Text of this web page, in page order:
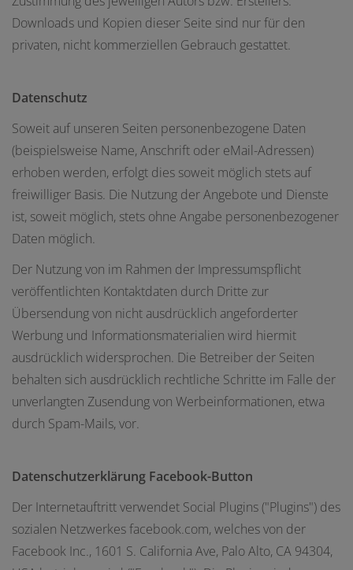
Downloads und Kopien dieser Seite sind nur für den
privaten, nicht kommerziellen Gebrauch gestattet.
Datenschutz
Soweit auf unseren Seiten personenbezogene Daten
(beispielsweise Name, Anschrift oder eMail-Adressen)
erhoben werden, erfolgt dies soweit möglich stets auf
freiwilliger Basis. Die Nutzung der Angebote und Dienste
ist, soweit möglich, stets ohne Angabe personenbezogener
Daten möglich.
Der Nutzung von im Rahmen der Impressumspflicht
veröffentlichten Kontaktdaten durch Dritte zur
Übersendung von nicht ausdrücklich angeforderter
Werbung und Informationsmaterialien wird hiermit
ausdrücklich widersprochen. Die Betreiber der Seiten
behalten sich ausdrücklich rechtliche Schritte im Falle der
unverlangten Zusendung von Werbeinformationen, etwa
durch Spam-Mails, vor.
Datenschutzerklärung Facebook-Button
Der Internetauftritt verwendet Social Plugins ("Plugins") des
sozialen Netzwerkes facebook.com, welches von der
Facebook Inc., 1601 S. California Ave, Palo Alto, CA 94304,